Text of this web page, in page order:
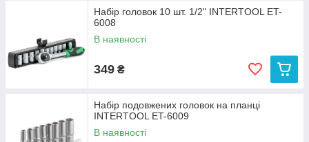
Набір головок 10 шт. 1/2" INTERTOOL ET-
6008
В наявності
349 ₴
Набір подовжених головок на планці
INTERTOOL ET-6009
В наявності